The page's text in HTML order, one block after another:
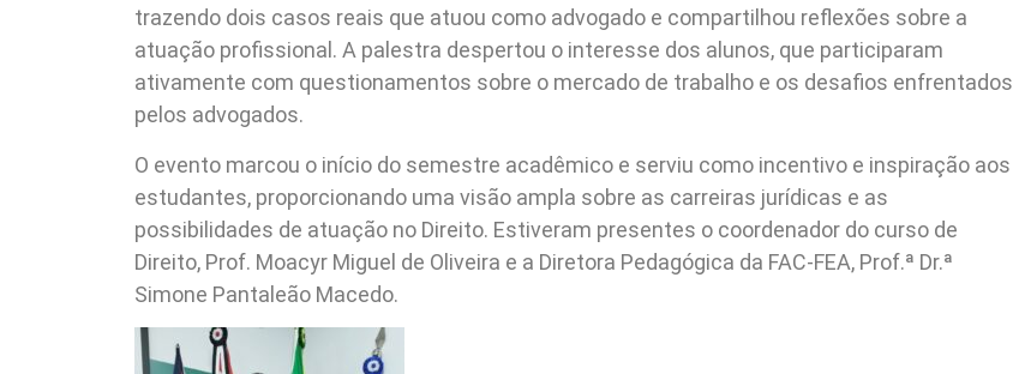
trazendo dois casos reais que atuou como advogado e compartilhou reflexões sobre a
atuação profissional. A palestra despertou o interesse dos alunos, que participaram
ativamente com questionamentos sobre o mercado de trabalho e os desafios enfrentados
pelos advogados.
O evento marcou o início do semestre acadêmico e serviu como incentivo e inspiração aos
estudantes, proporcionando uma visão ampla sobre as carreiras jurídicas e as
possibilidades de atuação no Direito. Estiveram presentes o coordenador do curso de
Direito, Prof. Moacyr Miguel de Oliveira e a Diretora Pedagógica da FAC-FEA, Prof.ª Dr.ª
Simone Pantaleão Macedo.